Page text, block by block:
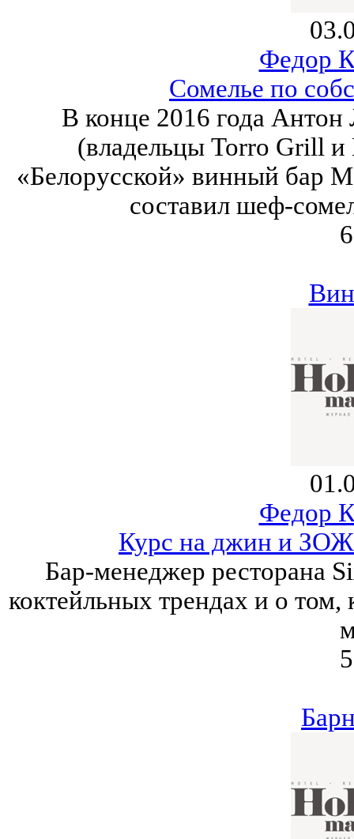
Федор
Сомелье по
В конце 2016 года
(владельцы Torro Grill и
«Белорусской» винный бар
составил шеф-
Федор
Курс на джин и
Бар-менеджер ресторана
коктейльных трендах и о